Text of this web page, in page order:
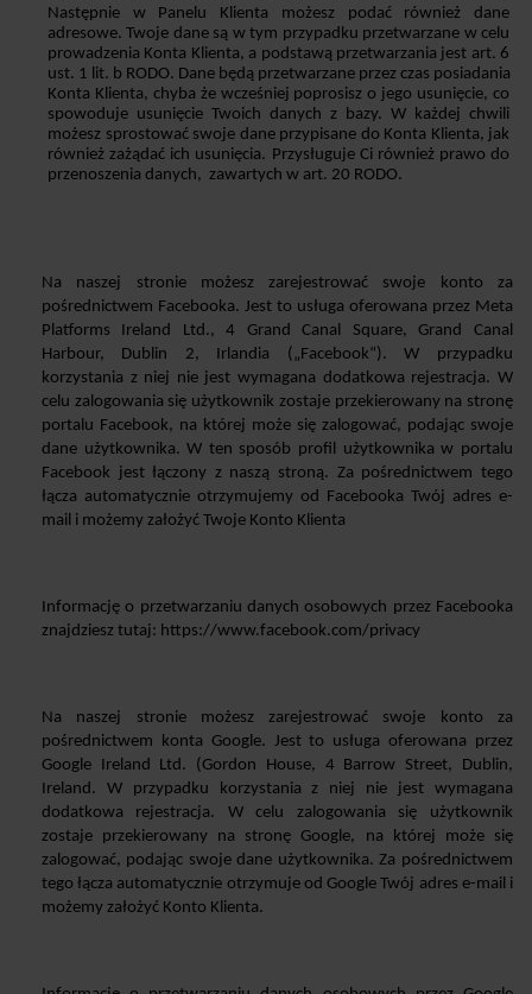
Następnie w Panelu Klienta możesz podać również dane
adresowe. Twoje dane są w tym przypadku przetwarzane w celu
prowadzenia Konta Klienta, a podstawą przetwarzania jest art. 6
ust. 1 lit. b RODO. Dane będą przetwarzane przez czas posiadania
Konta Klienta, chyba że wcześniej poprosisz o jego usunięcie, co
spowoduje usunięcie Twoich danych z bazy. W każdej chwili
możesz sprostować swoje dane przypisane do Konta Klienta, jak
również zażądać ich usunięcia. Przysługuje Ci również prawo do
przenoszenia danych,  zawartych w art. 20 RODO.
Na naszej stronie możesz zarejestrować swoje konto za
pośrednictwem Facebooka. Jest to usługa oferowana przez Meta
Platforms Ireland Ltd., 4 Grand Canal Square, Grand Canal
Harbour, Dublin 2, Irlandia („Facebook“). W przypadku
korzystania z niej nie jest wymagana dodatkowa rejestracja. W
celu zalogowania się użytkownik zostaje przekierowany na stronę
portalu Facebook, na której może się zalogować, podając swoje
dane użytkownika. W ten sposób profil użytkownika w portalu
Facebook jest łączony z naszą stroną. Za pośrednictwem tego
łącza automatycznie otrzymujemy od Facebooka Twój adres e-
mail i możemy założyć Twoje Konto Klienta
Informację o przetwarzaniu danych osobowych przez Facebooka
znajdziesz tutaj: https://www.facebook.com/privacy
Na naszej stronie możesz zarejestrować swoje konto za
pośrednictwem konta Google. Jest to usługa oferowana przez
Google Ireland Ltd. (Gordon House, 4 Barrow Street, Dublin,
Ireland. W przypadku korzystania z niej nie jest wymagana
dodatkowa rejestracja. W celu zalogowania się użytkownik
zostaje przekierowany na stronę Google, na której może się
zalogować, podając swoje dane użytkownika. Za pośrednictwem
tego łącza automatycznie otrzymuje od Google Twój adres e-mail i
możemy założyć Konto Klienta.